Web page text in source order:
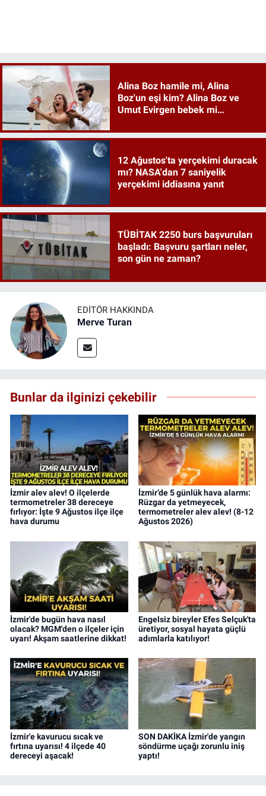
Alina Boz hamile mi, Alina
Boz'un eşi kim? Alina Boz ve
Umut Evirgen bebek mi
12 Ağustos'ta yerçekimi duracak
mı? NASA'dan 7 saniyelik
yerçekimi iddiasına yanıt
TÜBİTAK 2250 burs başvuruları
başladı: Başvuru şartları neler,
son gün ne zaman?
EDITÖR HAKKINDA
Merve Turan
Bunlar da ilginizi çekebilir
İzmir alev alev! O ilçelerde
termometreler 38 dereceye
fırlıyor: İşte 9 Ağustos ilçe ilçe
hava durumu
İzmir’de 5 günlük hava alarmı:
Rüzgar da yetmeyecek,
termometreler alev alev! (8-12
Ağustos 2026)
İzmir'de bugün hava nasıl
olacak? MGM'den o ilçeler için
uyarı! Akşam saatlerine dikkat!
Engelsiz bireyler Efes Selçuk'ta
üretiyor, sosyal hayata güçlü
adımlarla katılıyor!
İzmir'e kavurucu sıcak ve
fırtına uyarısı! 4 ilçede 40
dereceyi aşacak!
SON DAKİKA İzmir'de yangın
söndürme uçağı zorunlu iniş
yaptı!